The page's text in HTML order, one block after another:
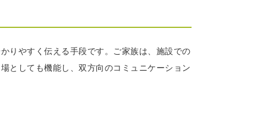
りやすく伝える手段です。ご家族は、施設での
としても機能し、双方向のコミュニケーション